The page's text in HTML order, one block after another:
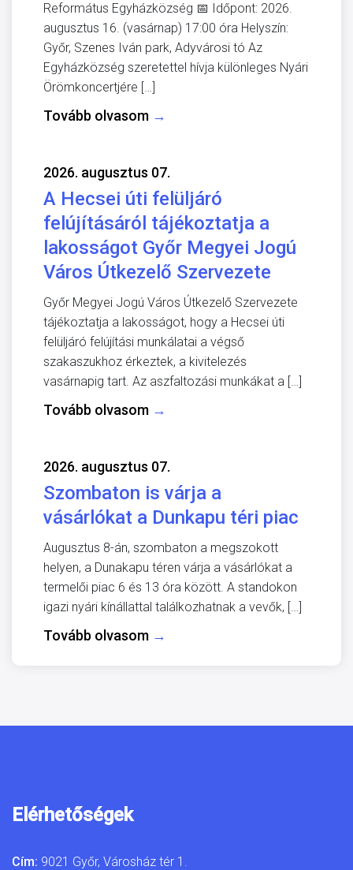
Református Egyházközség 📅 Időpont: 2026.
augusztus 16. (vasárnap) 17:00 óra Helyszín:
Győr, Szenes Iván park, Adyvárosi tó Az
Egyházközség szeretettel hívja különleges Nyári
Örömkoncertjére […]
Tovább olvasom →
2026. augusztus 07.
A Hecsei úti felüljáró
felújításáról tájékoztatja a
lakosságot Győr Megyei Jogú
Város Útkezelő Szervezete
Győr Megyei Jogú Város Útkezelő Szervezete
tájékoztatja a lakosságot, hogy a Hecsei úti
felüljáró felújítási munkálatai a végső
szakaszukhoz érkeztek, a kivitelezés
vasárnapig tart. Az aszfaltozási munkákat a […]
Tovább olvasom →
2026. augusztus 07.
Szombaton is várja a
vásárlókat a Dunkapu téri piac
Augusztus 8-án, szombaton a megszokott
helyen, a Dunakapu téren várja a vásárlókat a
termelői piac 6 és 13 óra között. A standokon
igazi nyári kínállattal találkozhatnak a vevők, […]
Tovább olvasom →
Elérhetőségek
Cím: 9021 Győr, Városház tér 1.